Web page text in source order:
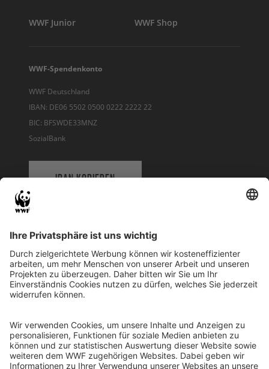
WWF Junior WWF Shop
WWF-Spendenkonto
WWF Deutschland
IBAN: DE06 5502 0500 0222 2222 22
BIC: BFSWDE33MNZ
SozialBank
IBAN KOPIEREN
WWF Deutschland
Reinhardtstr. 18
10117 Berlin
Ihre Spende kann steuerlich geltend gemacht werden
Registriert als Stiftung WWF Deutschland, Senatsverwaltung für